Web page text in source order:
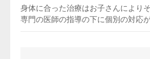
身体に合った治療はお子さんにより
専門の医師の指導の下に個別の対応